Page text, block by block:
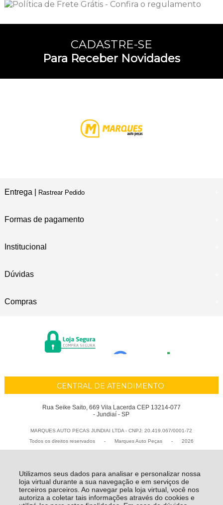
Utilizamos seus dados para analisar e personalizar nossa
loja virtual durante a sua navegação e em serviços de
terceiros parceiros. Ao navegar pela loja virtual, você nos
autoriza a coletar tais informações através do cookies e
CADASTRE-SE
Para Receber Novidades
Entrega | Rastrear Pedido
Formas de pagamento
Institucional
Dúvidas
Compras
CENTRAL DE ATENDIMENTO
Rua Seike Saito, 669 Vila Lacerda CEP 13214-077
- Jundiaí - SP
MARQUES AUTO PECAS JUNDIAI LTDA - CNPJ: 20.419.067/0001-72
Todos os direitos reservados
- Marques Auto Peças - 2026